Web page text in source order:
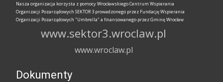
Nasza organizacja korzysta z pomocy Wrocławskiego Centrum Wspierania
Organizacji Pozarządowych SEKTOR 3 prowadzonego przez Fundację Wspierania
Organizacji Pozarządowych "Umbrella" a finansowanego przez Gminę Wrocław
www.sektor3.wroclaw.pl
www.wroclaw.pl
Dokumenty